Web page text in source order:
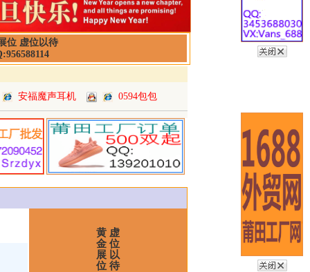
位 虚位以待
安福魔声耳机 0594包包
黄 虚
金 位
展 以
位 待